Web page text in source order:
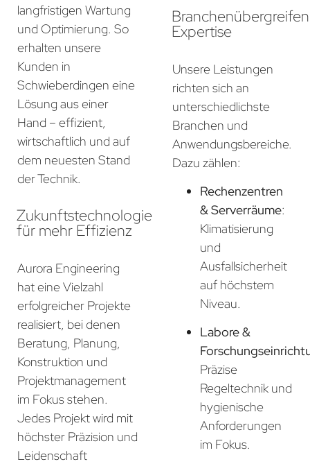
langfristigen Wartung
und Optimierung. So
erhalten unsere
Kunden in
Schwieberdingen eine
Lösung aus einer
Hand – effizient,
wirtschaftlich und auf
dem neuesten Stand
der Technik.
Zukunftstechnologie
für mehr Effizienz
Aurora Engineering
hat eine Vielzahl
erfolgreicher Projekte
realisiert, bei denen
Beratung, Planung,
Konstruktion und
Projektmanagement
im Fokus stehen.
Jedes Projekt wird mit
höchster Präzision und
Leidenschaft
Expertise
Unsere Leistungen
richten sich an
unterschiedlichste
Branchen und
Anwendungsbereiche.
Dazu zählen:
Rechenzentren
& Serverräume:
Klimatisierung
und
Ausfallsicherheit
auf höchstem
Niveau.
Labore &
Präzise
Regeltechnik und
hygienische
Anforderungen
im Fokus.